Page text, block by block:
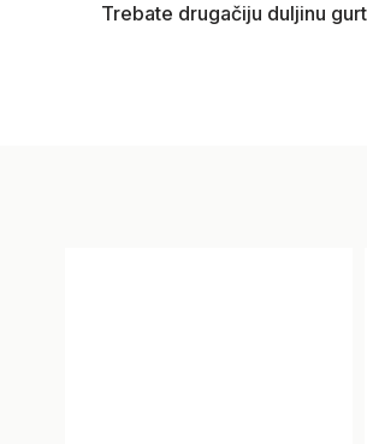
Trebate drugačiju duljinu